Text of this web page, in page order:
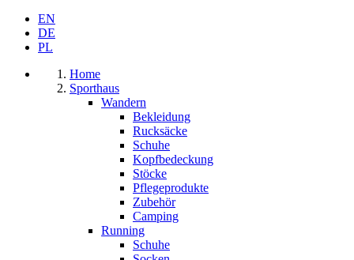
EN
DE
PL
Home
Sporthaus
Wandern
Bekleidung
Rucksäcke
Schuhe
Kopfbedeckung
Stöcke
Pflegeprodukte
Zubehör
Camping
Running
Schuhe